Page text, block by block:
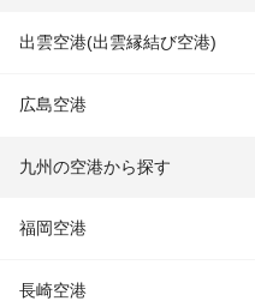
出雲空港(出雲縁結び空港)
広島空港
九州の空港から探す
福岡空港
長崎空港